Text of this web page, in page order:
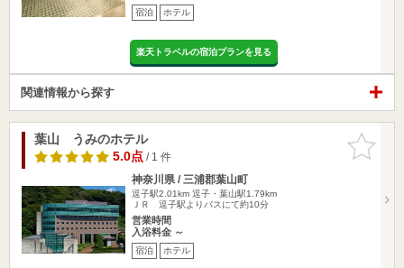
宿泊 ホテル
楽天トラベルの宿泊プランを見る
関連情報から探す
お気に入
りに追加
葉山 うみのホテル
5.0点/ 1 件
神奈川県 / 三浦郡葉山町
逗子駅2.01km 逗子・葉山駅1.79km
ＪＲ 逗子駅よりバスにて約10分
営業時間
入浴料金 ～
宿泊 ホテル